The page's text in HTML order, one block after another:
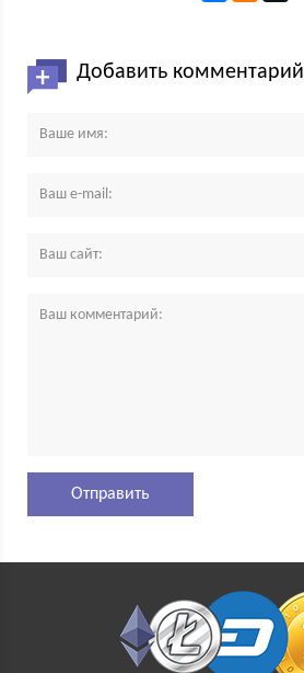
Добавить комментарий